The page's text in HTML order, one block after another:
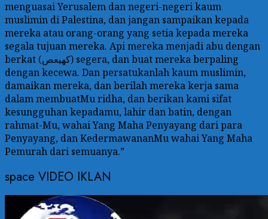
menguasai Yerusalem dan negeri-negeri kaum
muslimin di Palestina, dan jangan sampaikan kepada
mereka atau orang-orang yang setia kepada mereka
segala tujuan mereka. Api mereka menjadi abu dengan
berkat (كهيعص) segera, dan buat mereka berpaling
dengan kecewa. Dan persatukanlah kaum muslimin,
damaikan mereka, dan berilah mereka kerja sama
dalam membuatMu ridha, dan berikan kami sifat
kesungguhan kepadamu, lahir dan batin, dengan
rahmat-Mu, wahai Yang Maha Penyayang dari para
Penyayang, dan KedermawananMu wahai Yang Maha
Pemurah dari semuanya.”
space VIDEO IKLAN